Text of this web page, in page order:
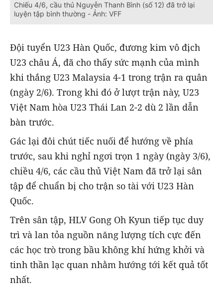
Chiếu 4/6, cầu thủ Nguyễn Thanh Bình (số 12) đã trở lại
luyện tập bình thường - Ảnh: VFF
Đội tuyển U23 Hàn Quốc, đương kim vô địch
U23 châu Á, đã cho thấy sức mạnh của mình
khi thắng U23 Malaysia 4-1 trong trận ra quân
(ngày 2/6). Trong khi đó ở lượt trận này, U23
Việt Nam hòa U23 Thái Lan 2-2 dù 2 lần dẫn
bàn trước.
Gác lại đôi chút tiếc nuối để hướng về phía
trước, sau khi nghỉ ngơi trọn 1 ngày (ngày 3/6),
chiều 4/6, các cầu thủ Việt Nam đã trở lại sân
tập để chuẩn bị cho trận so tài với U23 Hàn
Quốc.
Trên sân tập, HLV Gong Oh Kyun tiếp tục duy
trì và lan tỏa nguồn năng lượng tích cực đến
các học trò trong bầu không khí hứng khởi và
tinh thần lạc quan nhằm hướng tới kết quả tốt
nhất.